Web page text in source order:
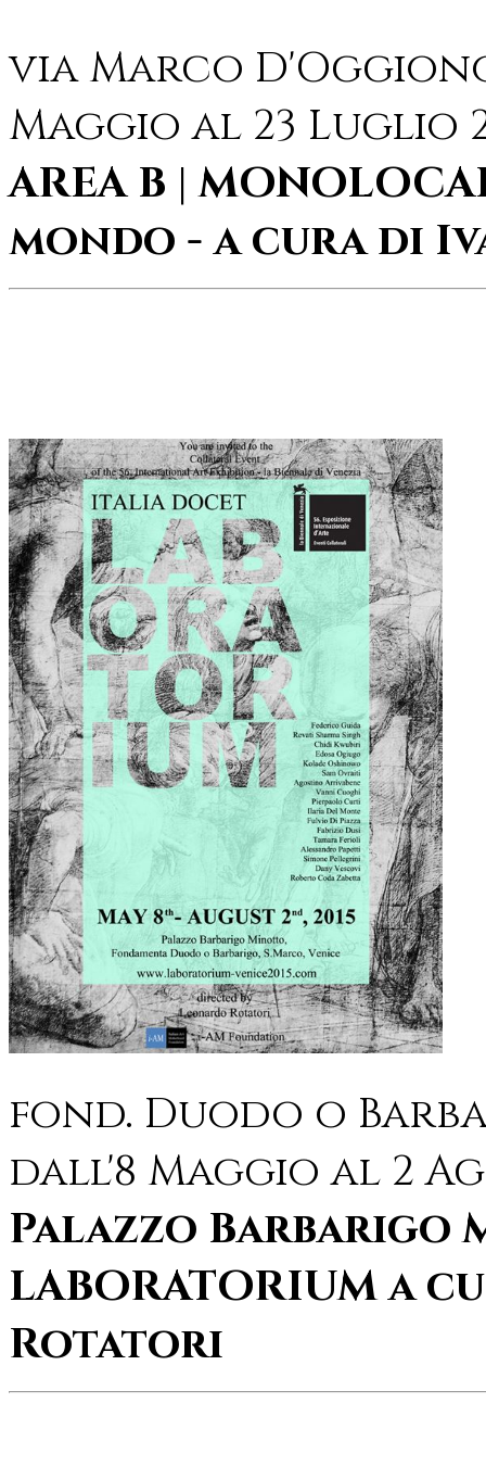
via Marco
Maggio al 23 Luglio
AREA B |
mondo - a cura di
fond. Duodo o
dall'8 Maggio al 2
Palazzo Barbarigo
LABORATORIUM a
Rotatori